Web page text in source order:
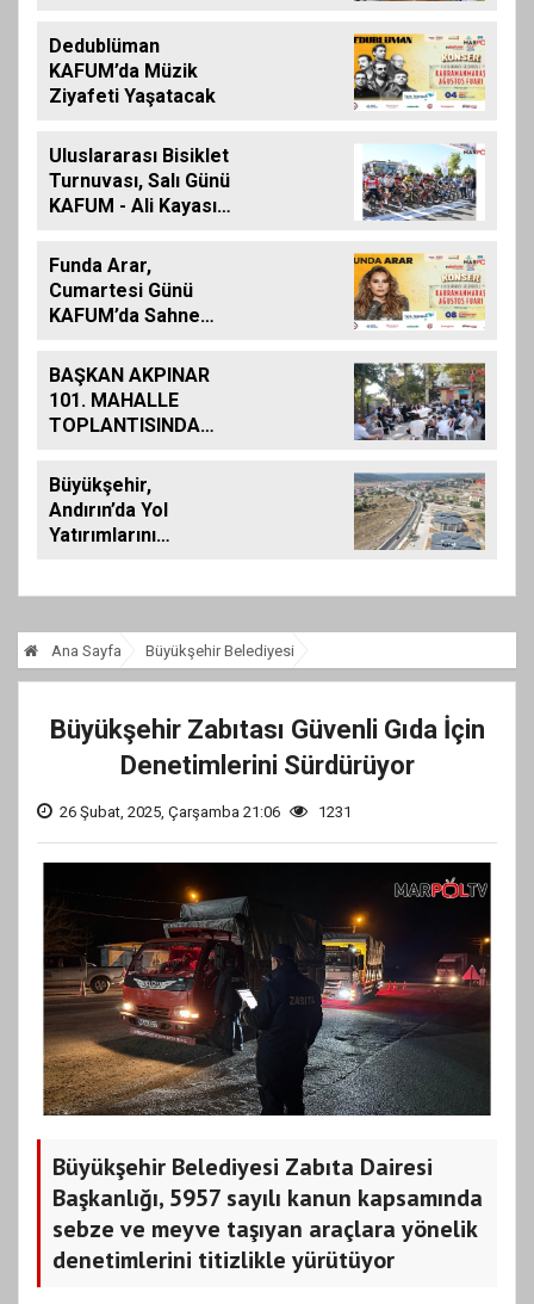
Aileleriyle Bir Araya
Geldi
Dedublüman
KAFUM’da Müzik
Ziyafeti Yaşatacak
Uluslararası Bisiklet
Turnuvası, Salı Günü
KAFUM - Ali Kayası
Funda Arar,
Cumartesi Günü
KAFUM’da Sahne
BAŞKAN AKPINAR
101. MAHALLE
TOPLANTISINDA
MAHALLESİ
SAKİNLERİYLE
BULUŞTU
Büyükşehir,
Andırın’da Yol
Yatırımlarını
Ana Sayfa Büyükşehir Belediyesi
Büyükşehir Zabıtası Güvenli Gıda İçin
Denetimlerini Sürdürüyor
26 Şubat, 2025, Çarşamba 21:06 1231
Büyükşehir Belediyesi Zabıta Dairesi
Başkanlığı, 5957 sayılı kanun kapsamında
sebze ve meyve taşıyan araçlara yönelik
denetimlerini titizlikle yürütüyor